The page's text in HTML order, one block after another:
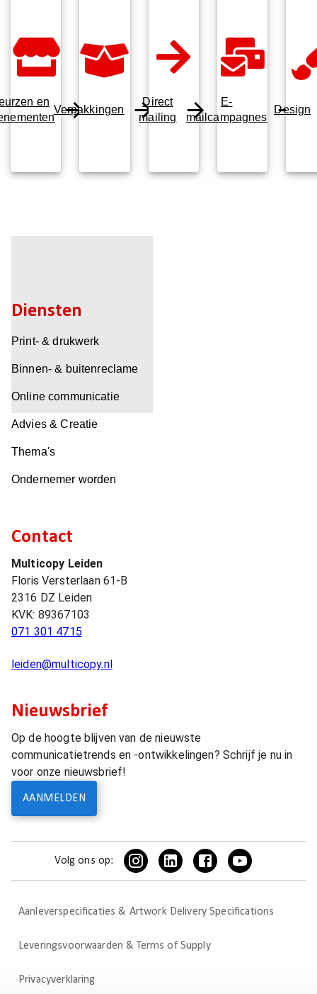
en
Verpakkingen
Direct
mailing
E-
mailcampagnes
Design
Diensten
Print- & drukwerk
Binnen- & buitenreclame
Online communicatie
Advies & Creatie
Thema's
Ondernemer worden
Contact
Multicopy Leiden
Floris Versterlaan 61-B
2316 DZ Leiden
KVK: 89367103
071 301 4715
leiden@multicopy.nl
Nieuwsbrief
Op de hoogte blijven van de nieuwste
communicatietrends en -ontwikkelingen? Schrijf je nu in
voor onze nieuwsbrief!
AANMELDEN
Volg ons op:
Aanleverspecificaties & Artwork Delivery Specifications
Leveringsvoorwaarden & Terms of Supply
Privacyverklaring